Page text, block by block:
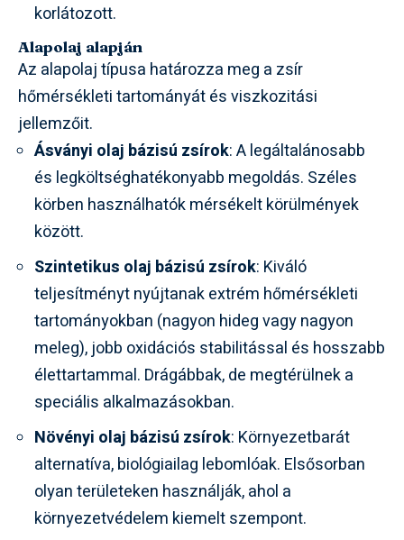
korlátozott.
Alapolaj alapján
Az alapolaj típusa határozza meg a zsír
hőmérsékleti tartományát és viszkozitási
jellemzőit.
Ásványi olaj bázisú zsírok: A legáltalánosabb
és legköltséghatékonyabb megoldás. Széles
körben használhatók mérsékelt körülmények
között.
Szintetikus olaj bázisú zsírok: Kiváló
teljesítményt nyújtanak extrém hőmérsékleti
tartományokban (nagyon hideg vagy nagyon
meleg), jobb oxidációs stabilitással és hosszabb
élettartammal. Drágábbak, de megtérülnek a
speciális alkalmazásokban.
Növényi olaj bázisú zsírok: Környezetbarát
alternatíva, biológiailag lebomlóak. Elsősorban
olyan területeken használják, ahol a
környezetvédelem kiemelt szempont.